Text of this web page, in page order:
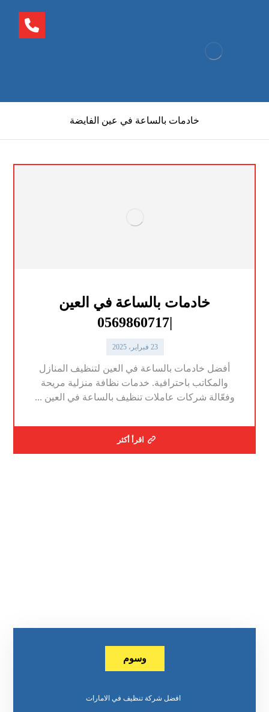
خادمات بالساعة في عين الفايضة
خادمات بالساعة في العين
|0569860717
23 فبراير، 2025
أفضل خادمات بالساعة في العين لتنظيف المنازل
والمكاتب باحترافية. خدمات نظافة منزلية مريحة
وفعّالة شركات عاملات تنظيف بالساعة في العين ...
اقرأ أكثر
وسوم
افضل شركة تنظيف في الامارات